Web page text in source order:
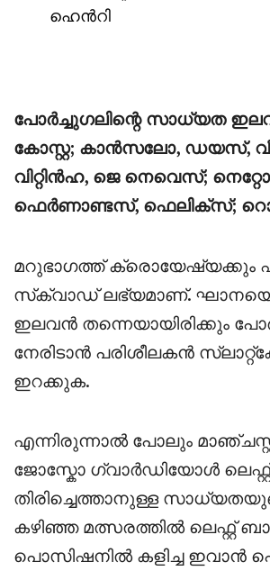
ഹെൻറി
പോർച്ചുഗലിന്റെ സാധ്യത
കോസ്റ്റ; കാൻസലോ, ഡയസ്,
വിറ്റിൻഹ, ജെ നെവെസ്;
ഫെർണാണ്ടസ്, ഫെലിക്സ്;
മറുഭാഗത്ത്
സ്‌ക്വാഡ് ലഭ്യമാണ്. ഘാനയെ
ഇലവൻ തന്നെയായിരിക്കും
നേരിടാൻ പരിശീലകൻ
ഇറക്കുക.
എന്നിരുന്നാൽ പോലും
ജോസ്കോ ഗ്വാർഡിയോൾ ലെഫ്റ്റ്
തിരിച്ചെത്താനുള്ള
കഴിഞ്ഞ മത്സരത്തിൽ ലെഫ്റ്റ്
പൊസിഷനിൽ കളിച്ച ഇവാൻ